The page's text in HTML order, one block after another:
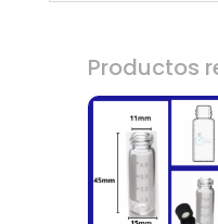
Productos